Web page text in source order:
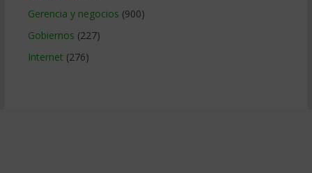
Gerencia y negocios (900)
Gobiernos (227)
Internet (276)